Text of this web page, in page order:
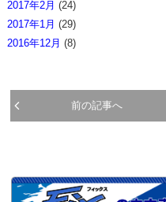
2017年2月 (24)
2017年1月 (29)
2016年12月 (8)
前の記事へ